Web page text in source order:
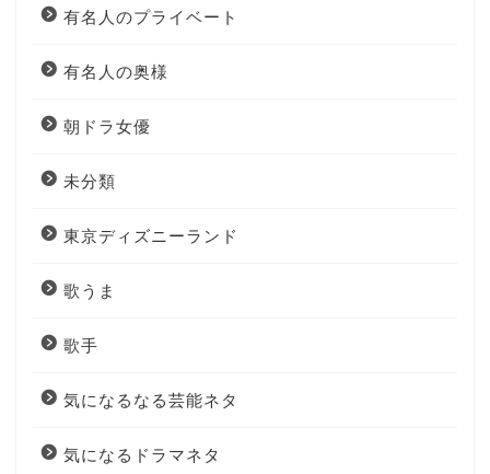
有名人のプライベート
有名人の奥様
朝ドラ女優
未分類
東京ディズニーランド
歌うま
歌手
気になるなる芸能ネタ
気になるドラマネタ